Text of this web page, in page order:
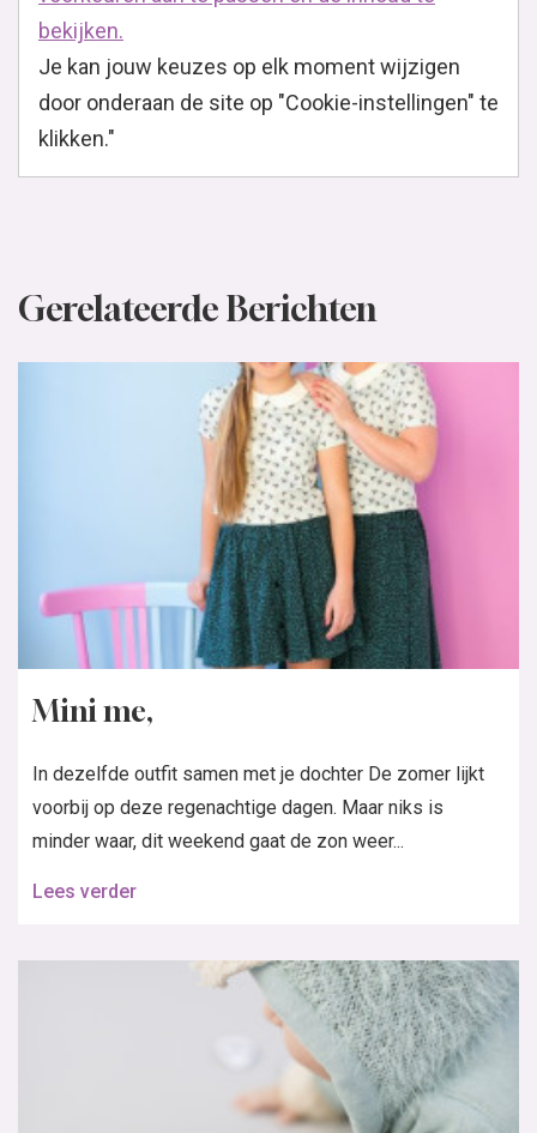
bekijken.
Je kan jouw keuzes op elk moment wijzigen
door onderaan de site op "Cookie-instellingen" te
klikken."
Gerelateerde Berichten
Mini me,
In dezelfde outfit samen met je dochter De zomer lijkt
voorbij op deze regenachtige dagen. Maar niks is
minder waar, dit weekend gaat de zon weer...
Lees verder